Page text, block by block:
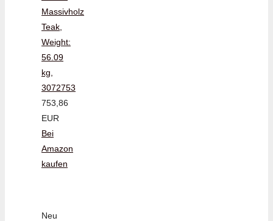
Massivholz
Teak,
Weight:
56.09
kg,
3072753
753,86
EUR
Bei
Amazon
kaufen
Neu